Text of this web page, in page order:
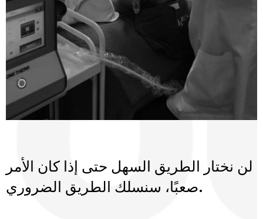
لن نختار الطريق السهل حتى إذا كان الأمر
صعبًا، سنسلك الطريق الضروري.